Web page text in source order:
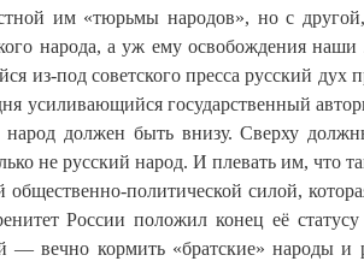
им «тюрьмы народов», но с
народа, а уж ему освобождения
из-под советского пресса русский дух
усиливающийся государственный
народ должен быть внизу. Сверху
не русский народ. И плевать им, что
общественно-политической силой,
России положил конец её
— вечно кормить «братские» народы и